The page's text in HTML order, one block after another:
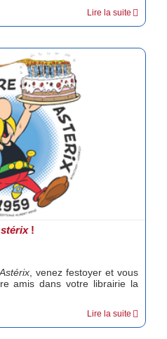
Lire la suite
!
Astérix , venez festoyer et vous
amis dans votre librairie la
Lire la suite